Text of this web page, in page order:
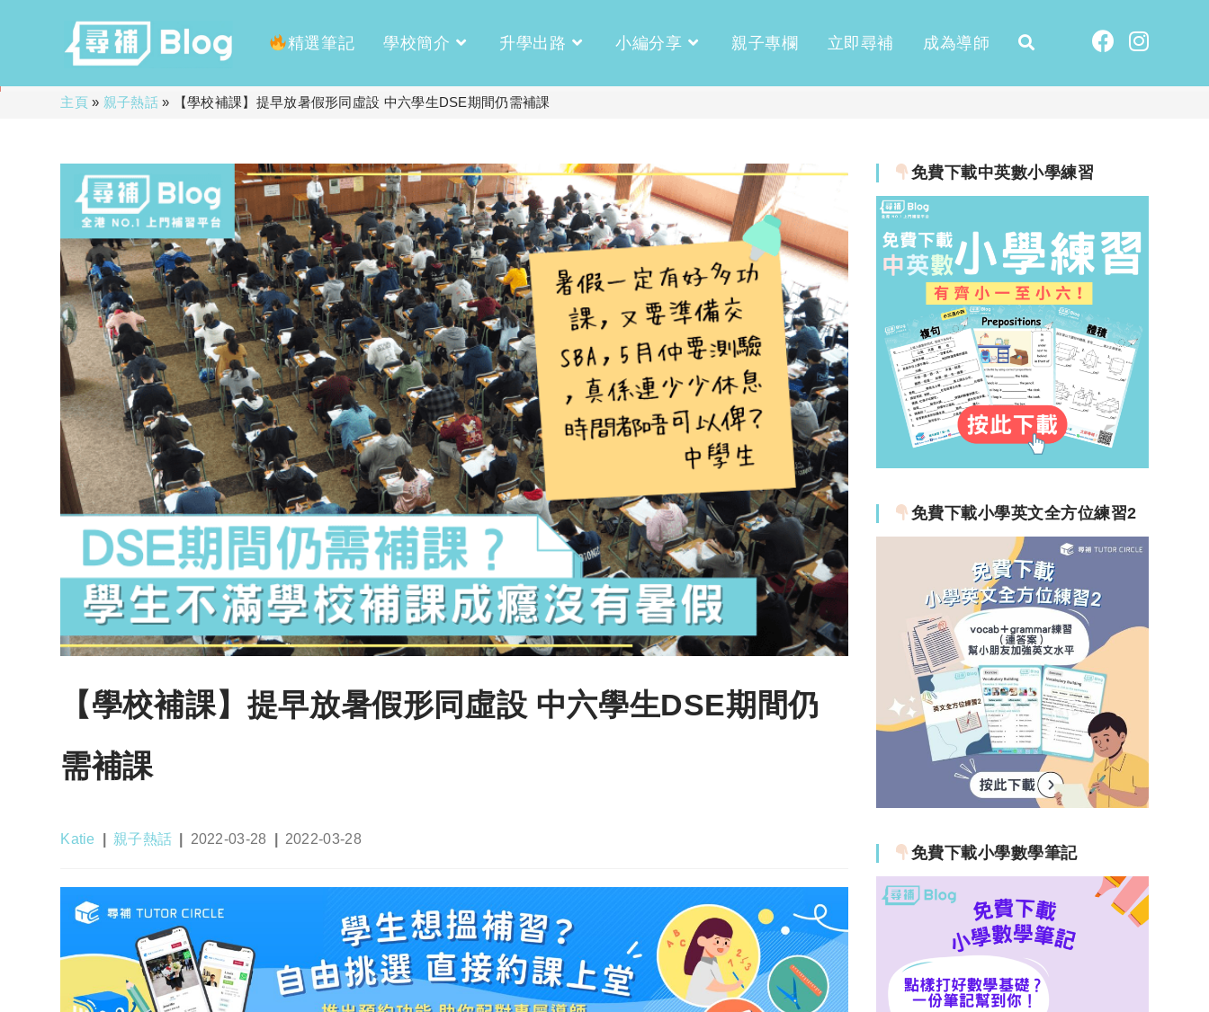
精選筆記 學校簡介 升學出路 小編分享 親子專欄 立即尋補 成為導師
主頁» 親子熱話» 【學校補課】提早放暑假形同虛設 中六學生DSE期間仍需補課
【學校補課】提早放暑假形同虛設 中六學生DSE期間仍
需補課
Post
Katie
Post
親子熱話
Post
2022-03-28
Post
2022-03-28
免費下載中英數小學練習
免費下載小學英文全方位練習2
免費下載小學數學筆記